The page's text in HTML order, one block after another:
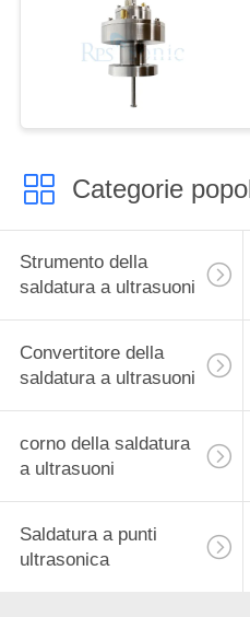
Categorie
Strumento della
saldatura a ultrasuoni
Convertitore della
saldatura a ultrasuoni
corno della saldatura
a ultrasuoni
Saldatura a punti
ultrasonica